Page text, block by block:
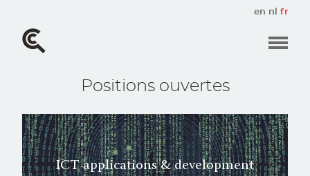
contenu
principal
en nl fr
Positions ouvertes
ICT applications & development